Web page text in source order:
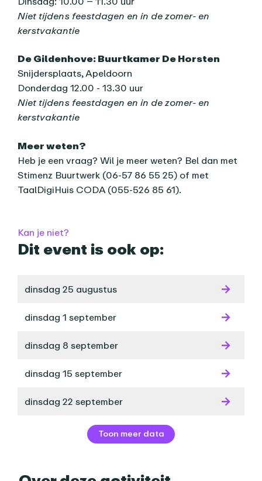
Niet tijdens feestdagen en in de zomer- en
kerstvakantie
De Gildenhove: Buurtkamer De Horsten
Snijdersplaats, Apeldoorn
Donderdag 12.00 - 13.30 uur
Niet tijdens feestdagen en in de zomer- en
kerstvakantie
Meer weten?
Heb je een vraag? Wil je meer weten? Bel dan met
Stimenz Buurtwerk (06-57 86 55 25) of met
TaalDigiHuis CODA (055-526 85 61).
Kan je niet?
Dit event is ook op:
dinsdag 25 augustus
dinsdag 1 september
dinsdag 8 september
dinsdag 15 september
dinsdag 22 september
Toon meer data